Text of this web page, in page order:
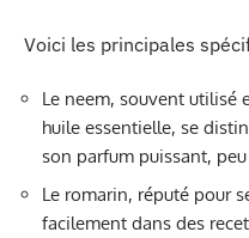
Voici les principales
Le neem, souvent utilisé
huile essentielle, se
son parfum puissant,
Le romarin, réputé pour
facilement dans des